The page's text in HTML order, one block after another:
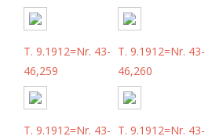
T. 9.1912=Nr. 43-
46,259
T. 9.1912=Nr. 43-
46,260
T. 9.1912=Nr. 43- T. 9.1912=Nr. 43-